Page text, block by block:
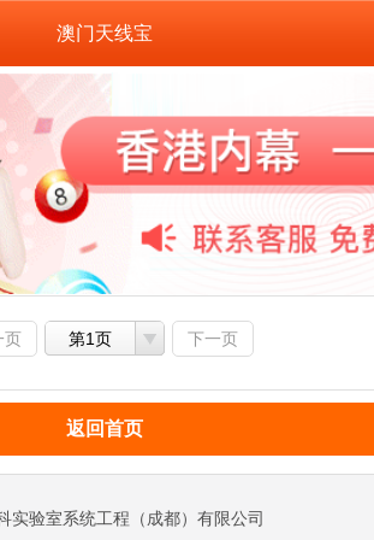
澳门天线宝
页 第1页 下一页
返回首页
实验室系统工程（成都）有限公司